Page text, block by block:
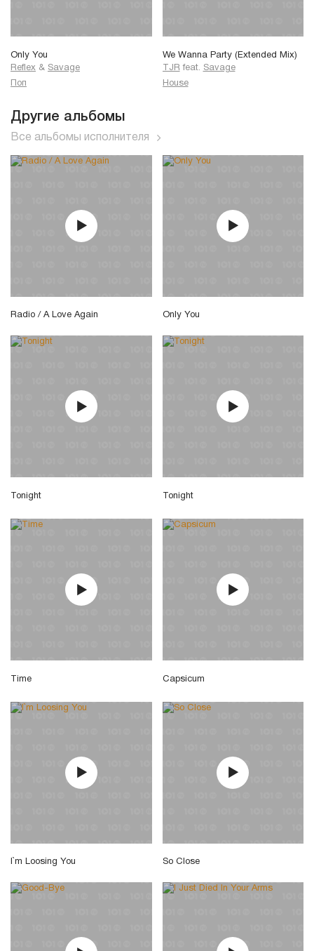
Only You
Reflex & Savage
Поп
We Wanna Party (Extended Mix)
TJR feat. Savage
House
Другие альбомы
Все альбомы исполнителя
Radio / A Love Again Only You
Tonight Tonight
Time Capsicum
I`m Loosing You So Close